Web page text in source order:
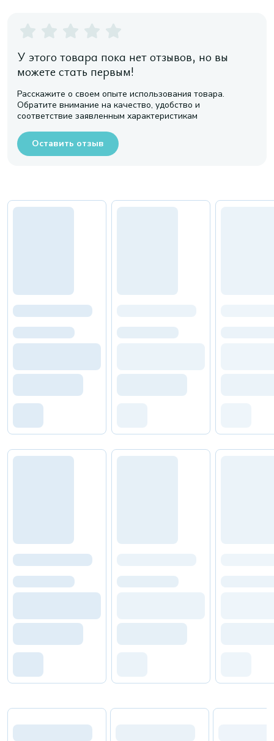
У этого товара пока нет отзывов, но вы
можете стать первым!
Расскажите о своем опыте использования товара.
Обратите внимание на качество, удобство и
соответствие заявленным характеристикам
Оставить отзыв